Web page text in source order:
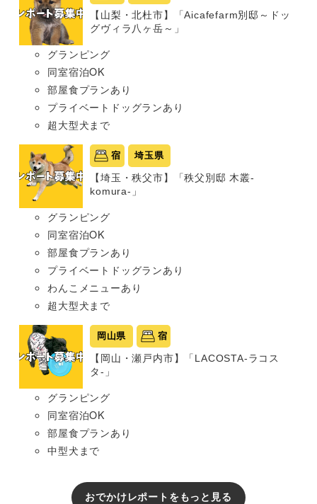
【山梨・北杜市】「Aicafefarm別邸～ドッ
グヴィラ八ヶ岳～」
グランピング
同室宿泊OK
部屋食プランあり
プライベートドッグランあり
超大型犬まで
宿 埼玉県
【埼玉・秩父市】「秩父別邸 木叢-
komura-」
グランピング
同室宿泊OK
部屋食プランあり
プライベートドッグランあり
わんこメニューあり
超大型犬まで
岡山県 宿
【岡山・瀬戸内市】「LACOSTA-ラコス
タ-」
グランピング
同室宿泊OK
部屋食プランあり
中型犬まで
おでかけレポートをもっと見る